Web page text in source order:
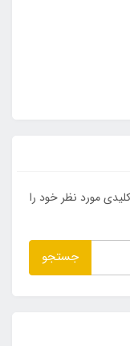
مورد نظر خود را
جستجو